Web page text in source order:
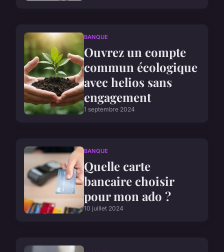
BANQUE
Ouvrez un compte
commun écologique
avec helios sans
engagement
1 septembre 2024
BANQUE
Quelle carte
bancaire choisir
pour mon ado ?
10 juillet 2024